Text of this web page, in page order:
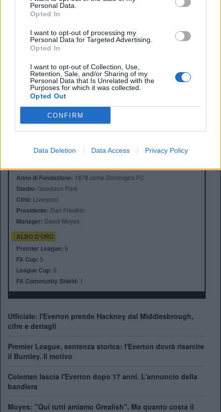
Personal Data.
Opted In
I want to opt-out of processing my
Personal Data for Targeted Advertising.
Opted In
I want to opt-out of Collection, Use,
Retention, Sale, and/or Sharing of my
Personal Data that Is Unrelated with the
Purposes for which it was collected.
Opted Out
CONFIRM
Data Deletion Data Access Privacy Policy
Tarkowski e O’Brien. L’Everton punta a tornare nel calcio
per tutti. Chiaramente nessuno parla di Europa, ma con
Moyes sognare non costa nulla.
Anno di Fondazione: 1878 come Domingo's FC
Stadio: Goodison Park
Città: Liverpool
Presidente: Dan Friedkin
Manager: David Moyes
ALBO D'ORO
Premier League: 9
FA Cup: 5
League Cup: 9
FA Community Shield: 1
Ufficiale: l'Everton prende Hackney dal Middlesbrough,
cifre e dettagli
Premier League, sentenza storica: l'Everton dovrà risarcire
il Burnley. Il motivo
Coleman lascia l'Everton dopo 17 anni. L'annuncio della
bandiera
Moyes: "Qui tutti amiamo Grealish". Ma quanto costa il